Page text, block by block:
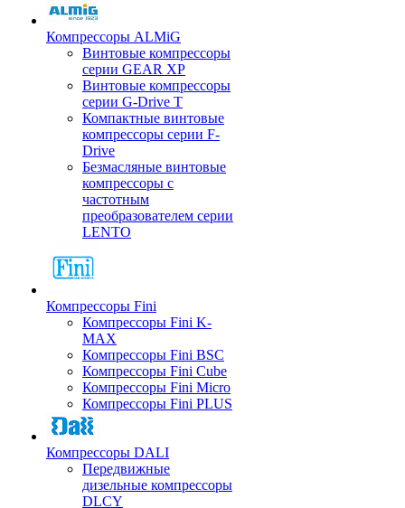
Компрессоры ALMiG
Винтовые компрессоры
серии GEAR XP
Винтовые компрессоры
серии G-Drive T
Компактные винтовые
компрессоры серии F-
Drive
Безмасляные винтовые
компрессоры с
частотным
преобразователем серии
LENTO
Компрессоры Fini
Компрессоры Fini K-
MAX
Компрессоры Fini BSC
Компрессоры Fini Cube
Компрессоры Fini Micro
Компрессоры Fini PLUS
Компрессоры DALI
Передвижные
дизельные компрессоры
DLCY